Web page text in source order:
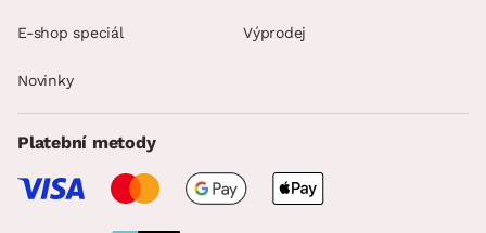
E-shop speciál Výprodej
Novinky
Platební metody